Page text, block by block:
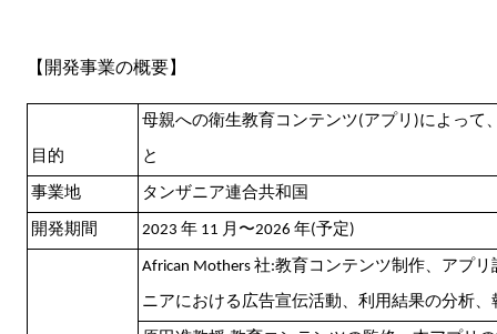
【開発事業の概要】
目的
母親への衛生教育コンテンツ(アプリ)によって
と
事業地 タンザニア連合共和国
開発期間 2023 年 11 月〜2026 年(予定)
African Mothers 社:教育コンテンツ制作、アプ
ニアにおける広告宣伝活動、利用結果の分析、